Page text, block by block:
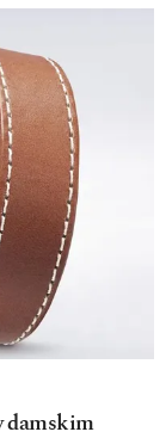
damskim